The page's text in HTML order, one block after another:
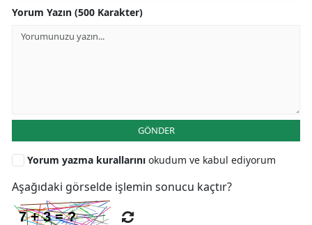
Yorum Yazın (500 Karakter)
GÖNDER
Yorum yazma kurallarını okudum ve kabul ediyorum
Aşağıdaki görselde işlemin sonucu kaçtır?